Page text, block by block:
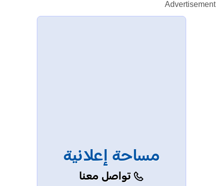
Advertisement
مساحة إعلانية
تواصل معنا